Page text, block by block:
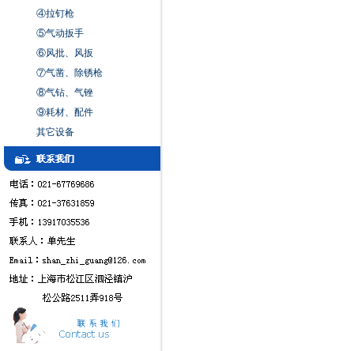
④拉钉枪
⑤气动扳手
⑥风批、风扳
⑦气凿、除锈枪
⑧气钻、气锉
⑨耗材、配件
其它设备